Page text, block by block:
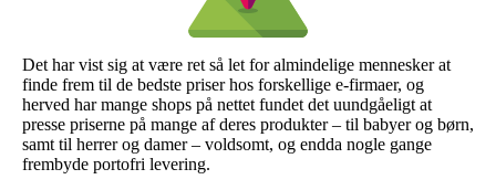
Det har vist sig at være ret så let for almindelige mennesker at
finde frem til de bedste priser hos forskellige e-firmaer, og
herved har mange shops på nettet fundet det uundgåeligt at
presse priserne på mange af deres produkter – til babyer og børn,
samt til herrer og damer – voldsomt, og endda nogle gange
frembyde portofri levering.